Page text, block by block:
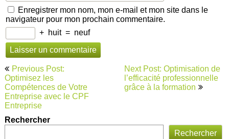
Enregistrer mon nom, mon e-mail et mon site dans le
navigateur pour mon prochain commentaire.
+ huit = neuf
Navigation
de
l’article
Previous Post:
Optimisez les
Compétences de Votre
Entreprise avec le CPF
Entreprise
Next Post: Optimisation de
l’efficacité professionnelle
grâce à la formation
Rechercher
Rechercher